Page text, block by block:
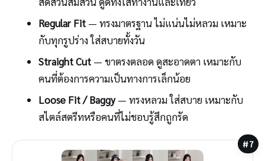
Regular Fit— ทรงมาตรฐาน ไม่แน่นไม่หลวม เหมาะ
กับทุกรูปร่าง ใส่สบายทั้งวัน
Straight Cut— ขาตรงตลอด ดูสะอาดตา เหมาะกับ
คนที่ต้องการความเป็นทางการเล็กน้อย
Loose Fit / Baggy— ทรงหลวม ใส่สบาย เหมาะกับ
สไตล์สตรีทหรือคนที่ไม่ชอบรู้สึกถูกรัด
#7